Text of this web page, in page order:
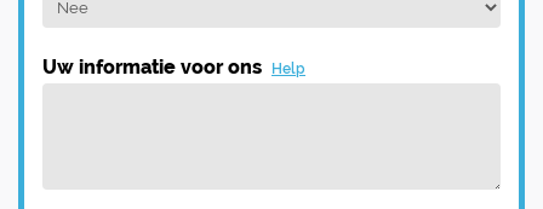
Uw informatie voor ons Help